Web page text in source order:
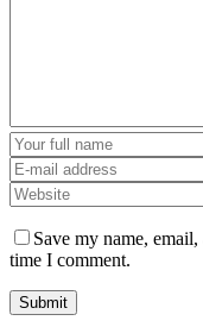
Save my name,
time I comment.